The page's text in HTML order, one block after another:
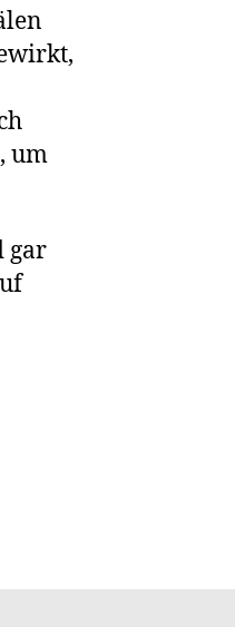
um
gar